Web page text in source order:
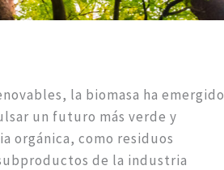
la biomasa ha emergido
un futuro más verde y
orgánica, como residuos
de la industria